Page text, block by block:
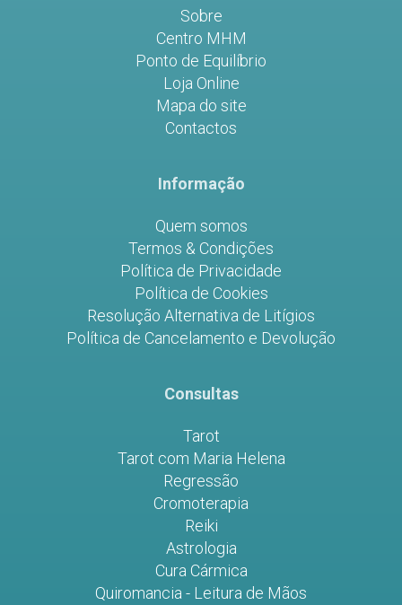
Sobre
Centro MHM
Ponto de Equilíbrio
Loja Online
Mapa do site
Contactos
Informação
Quem somos
Termos & Condições
Política de Privacidade
Política de Cookies
Resolução Alternativa de Litígios
Política de Cancelamento e Devolução
Consultas
Tarot
Tarot com Maria Helena
Regressão
Cromoterapia
Reiki
Astrologia
Cura Cármica
Quiromancia - Leitura de Mãos